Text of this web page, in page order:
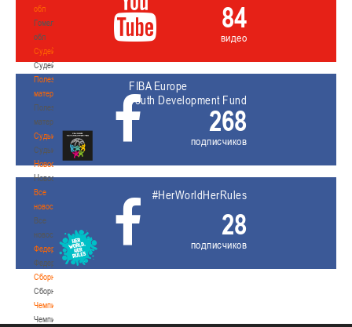
обл
Гомельская
обл
Судейство
Судейство
Полезные
материалы
Полезные
материалы
Судьи
Судьи
Новости
Новости
Все
новости
Все
новости
Федерация
Федерация
Сборные
Сборные
Чемпионат
Чемпионат
84
видео
FIBA Europe
Youth Development Fund
268
подписчиков
#HerWorldHerRules
28
подписчиков